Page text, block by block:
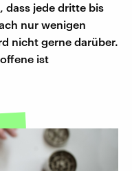
dass jede dritte bis
nur wenigen
nicht gerne darüber.
ist